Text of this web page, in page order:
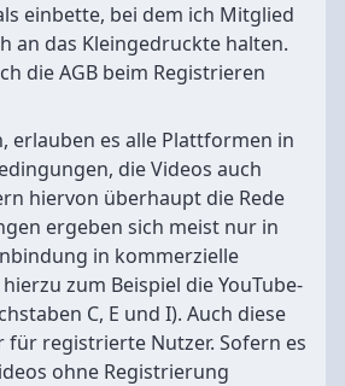
einbette, bei dem ich Mitglied
an das Kleingedruckte halten.
die AGB beim Registrieren
erlauben es alle Plattformen in
die Videos auch
hiervon überhaupt die Rede
ergeben sich meist nur in
in kommerzielle
zum Beispiel die YouTube-
C, E und I). Auch diese
für registrierte Nutzer. Sofern es
ohne Registrierung